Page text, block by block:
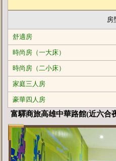
房
舒適房
時尚房（一大床）
時尚房（二小床）
家庭三人房
豪華四人房
富驛商旅高雄中華路館(近六合